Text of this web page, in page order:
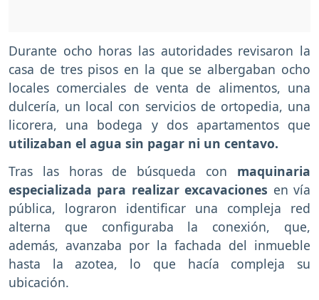
Durante ocho horas las autoridades revisaron la
casa de tres pisos en la que se albergaban ocho
locales comerciales de venta de alimentos, una
dulcería, un local con servicios de ortopedia, una
licorera, una bodega y dos apartamentos que
utilizaban el agua sin pagar ni un centavo.
Tras las horas de búsqueda con maquinaria
especializada para realizar excavaciones en vía
pública, lograron identificar una compleja red
alterna que configuraba la conexión, que,
además, avanzaba por la fachada del inmueble
hasta la azotea, lo que hacía compleja su
ubicación.